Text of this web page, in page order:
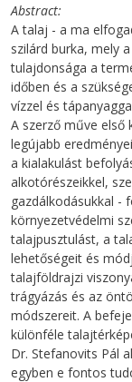
Abstract
A talaj - a ma
szilárd burka, mely
tulajdonsága a
időben és a
vízzel és
A szerző műve első
legújabb
a kialakulást
alkotórészeikkel,
gazdálkodásukkal -
környezetvédelmi
talajpusztulást, a
lehetőségeit és
talajföldrajzi
trágyázás és az
módszereit. A
különféle
Dr. Stefanovits Pál
egyben e fontos